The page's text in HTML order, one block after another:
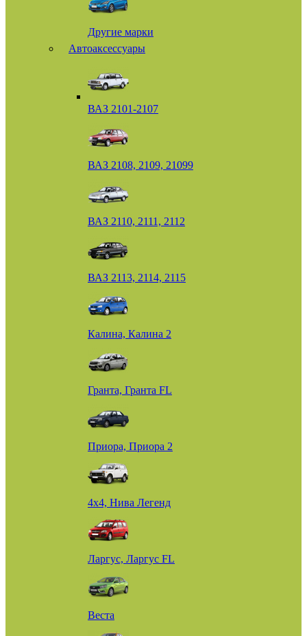
Другие марки
Автоаксессуары
ВАЗ 2101-2107
ВАЗ 2108, 2109, 21099
ВАЗ 2110, 2111, 2112
ВАЗ 2113, 2114, 2115
Калина, Калина 2
Гранта, Гранта FL
Приора, Приора 2
4х4, Нива Легенд
Ларгус, Ларгус FL
Веста